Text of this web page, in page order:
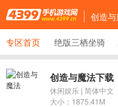
创造
专区首页 绝版三栖坐骑
创造与魔法下载
休闲娱乐 | 简体中文
大小： 1875.41M